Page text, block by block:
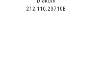
212.110.23710B